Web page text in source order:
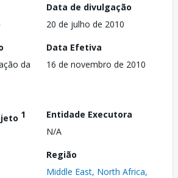
Data de divulgação
20 de julho de 2010
da
Data Efetiva
16 de novembro de 2010
1
Entidade Executora
N/A
Região
Middle East, North Africa,